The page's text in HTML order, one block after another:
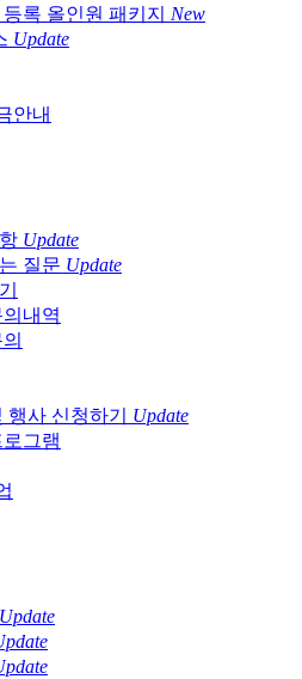
록 올인원 패키지 New
Update
안내
Update
질문 Update
내역
행사 신청하기 Update
그램
Update